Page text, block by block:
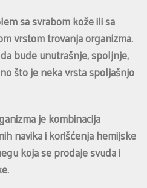
sa svrabom kože ili sa
vrstom trovanja organizma.
bude unutrašnje, spoljnje,
što je neka vrsta spoljašnjo
je kombinacija
navika i korišćenja hemijske
koja se prodaje svuda i